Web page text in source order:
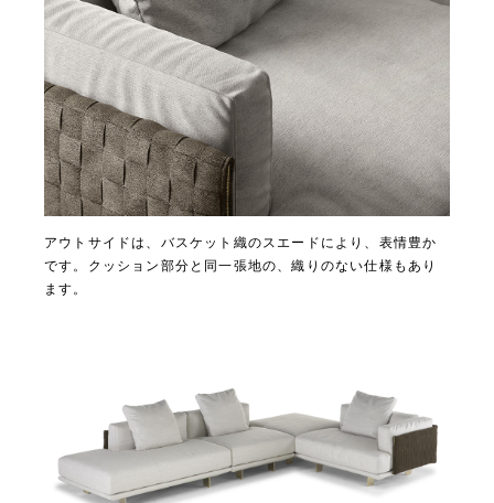
アウトサイドは、バスケット織のスエードにより、表情豊か
です。クッション部分と同一張地の、織りのない仕様もあり
ます。